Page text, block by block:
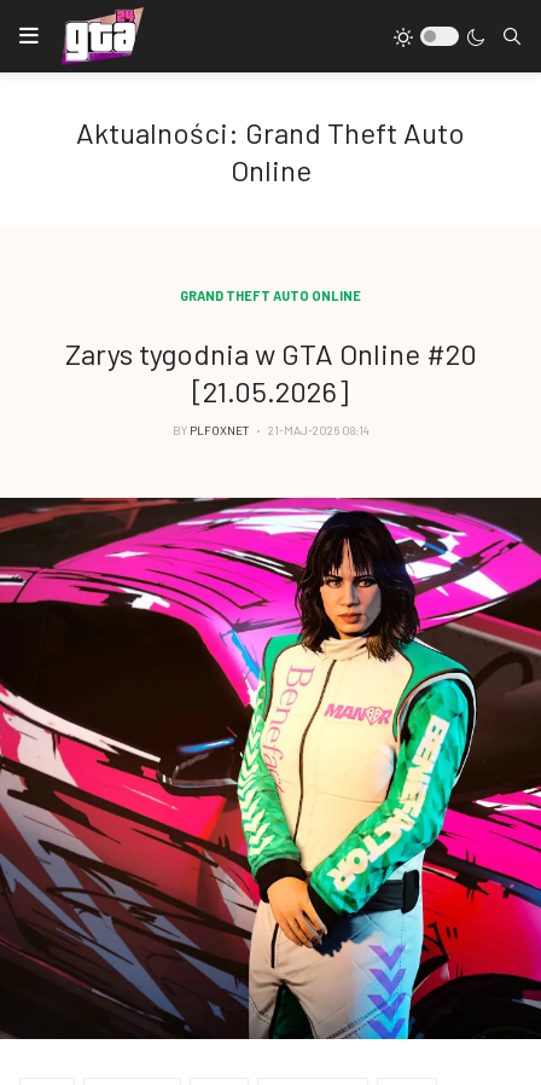
Aktualności: Grand Theft Auto
Online
GRAND THEFT AUTO ONLINE
Zarys tygodnia w GTA Online #20
[21.05.2026]
BY PLFOXNET 21-MAJ-2026 08:14